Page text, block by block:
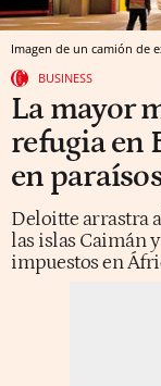
Imagen de un camión de
BUSINESS
La mayor
refugia en
en
Deloitte arrastra
las islas Caimán
impuestos en